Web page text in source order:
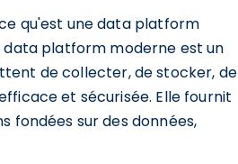
qu'est une data platform
data platform moderne est un
de collecter, de stocker, de
et sécurisée. Elle fournit
fondées sur des données,